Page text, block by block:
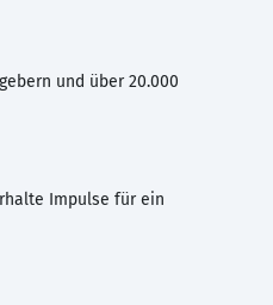
und über 20.000
Impulse für ein